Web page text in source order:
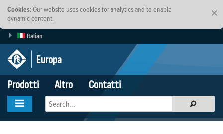
×
Cookies: Our website uses cookies for analytics and to enable
dynamic content.
Italian
Europa
Prodotti
Altro Contatti